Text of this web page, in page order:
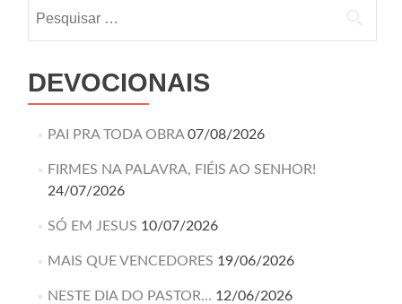
DEVOCIONAIS
PAI PRA TODA OBRA 07/08/2026
FIRMES NA PALAVRA, FIÉIS AO SENHOR!
24/07/2026
SÓ EM JESUS 10/07/2026
MAIS QUE VENCEDORES 19/06/2026
NESTE DIA DO PASTOR… 12/06/2026